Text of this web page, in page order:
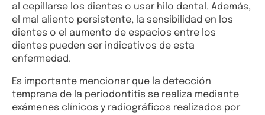
al cepillarse los dientes o usar hilo dental. Además,
el mal aliento persistente, la sensibilidad en los
dientes o el aumento de espacios entre los
dientes pueden ser indicativos de esta
enfermedad.
Es importante mencionar que la detección
temprana de la periodontitis se realiza mediante
exámenes clínicos y radiográficos realizados por